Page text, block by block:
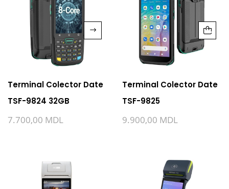
Terminal Colector Date
TSF-9824 32GB
7.700,00 MDL
Terminal Colector Date
TSF-9825
9.900,00 MDL